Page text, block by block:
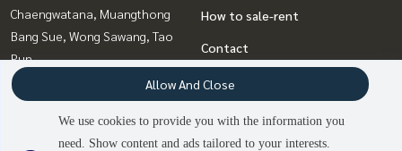
3 people are viewing
Chaengwatana, Muangthong
Bang Sue, Wong Sawang, Tao
Pun
Rattanathibet, Sanambinna
Bangna, Bearing, Lasalle
Ladprao, Central Ladprao
Rama9, Petchburi, RCA
How to sale-rent
Contact
We use cookies to provide you with the information you
need. Show content and ads tailored to your interests.
Allow And Close